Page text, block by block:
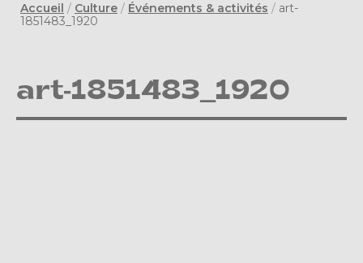
Accueil / Culture / Événements & activités / art-
1851483_1920
art-1851483_1920